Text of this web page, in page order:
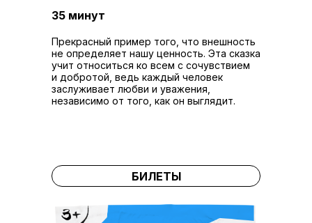
Прекрасный пример того, что внешность
не определяет нашу ценность. Эта сказка
учит относиться ко всем c сочувствием
и добротой, ведь каждый человек
заслуживает любви и уважения,
независимо от того, как он выглядит.
35 минут
БИЛЕТЫ